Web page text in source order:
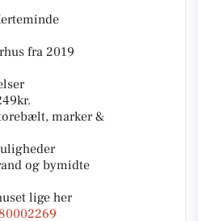
fra 2019
marker &
og bymidte
lige her